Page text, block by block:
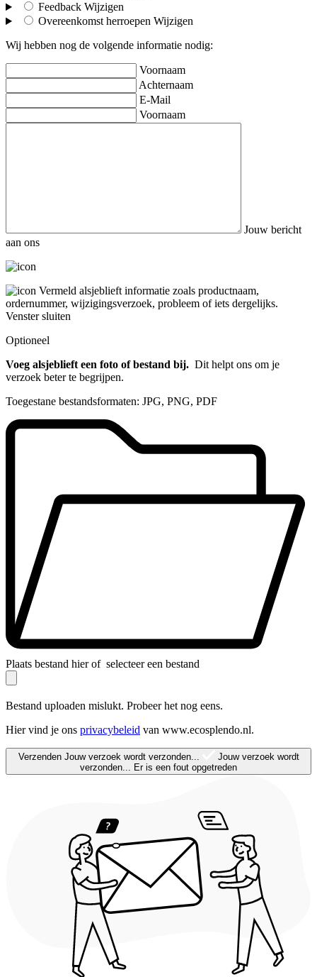
Feedback Wijzigen
Overeenkomst herroepen Wijzigen
Wij hebben nog de volgende informatie nodig:
Voornaam
Achternaam
E-Mail
Voornaam
Jouw bericht
aan ons
Vermeld alsjeblieft informatie zoals productnaam,
ordernummer, wijzigingsverzoek, probleem of iets dergelijks.
Venster sluiten
Optioneel
Voeg alsjeblieft een foto of bestand bij. Dit helpt ons om je
verzoek beter te begrijpen.
Toegestane bestandsformaten: JPG, PNG, PDF
Plaats bestand hier of selecteer een bestand
Bestand uploaden mislukt. Probeer het nog eens.
Hier vind je ons privacybeleid van www.ecosplendo.nl.
Verzenden Jouw verzoek wordt verzonden...
Jouw verzoek wordt
verzonden... Er is een fout opgetreden